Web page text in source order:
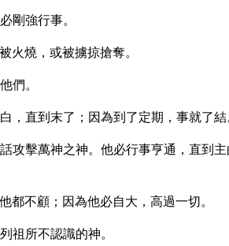
剛強行事。
燒，或被擄掠搶奪。
們。
直到末了；因為到了定期，事就了結
攻擊萬神之神。他必行事亨通，直到
不顧；因為他必自大，高過一切。
祖所不認識的神。